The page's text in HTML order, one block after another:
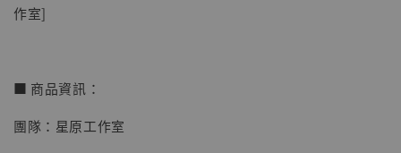
【店內現貨】七龍珠 系列蒐藏雕像 悟空 鳥山
作室]
■ 商品資訊：
團隊：星原工作室